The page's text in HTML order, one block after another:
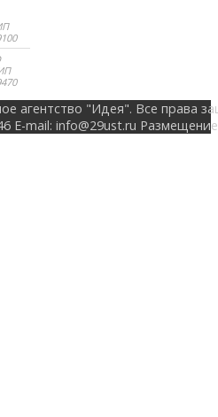
агентство "Идея". Все права
E-mail: info@29ust.ru